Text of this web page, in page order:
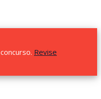
Revise